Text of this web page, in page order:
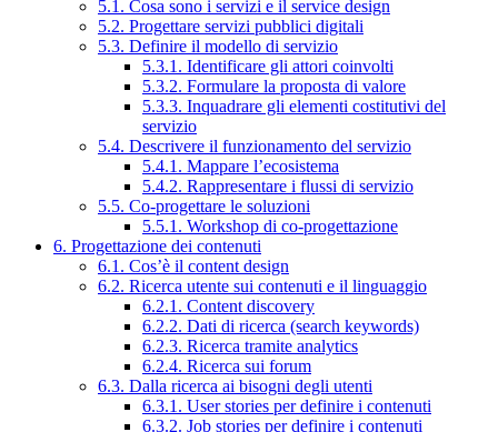
5.1. Cosa sono i servizi e il service design
5.2. Progettare servizi pubblici digitali
5.3. Definire il modello di servizio
5.3.1. Identificare gli attori coinvolti
5.3.2. Formulare la proposta di valore
5.3.3. Inquadrare gli elementi costitutivi del
servizio
5.4. Descrivere il funzionamento del servizio
5.4.1. Mappare l’ecosistema
5.4.2. Rappresentare i flussi di servizio
5.5. Co-progettare le soluzioni
5.5.1. Workshop di co-progettazione
6. Progettazione dei contenuti
6.1. Cos’è il content design
6.2. Ricerca utente sui contenuti e il linguaggio
6.2.1. Content discovery
6.2.2. Dati di ricerca (search keywords)
6.2.3. Ricerca tramite analytics
6.2.4. Ricerca sui forum
6.3. Dalla ricerca ai bisogni degli utenti
6.3.1. User stories per definire i contenuti
6.3.2. Job stories per definire i contenuti